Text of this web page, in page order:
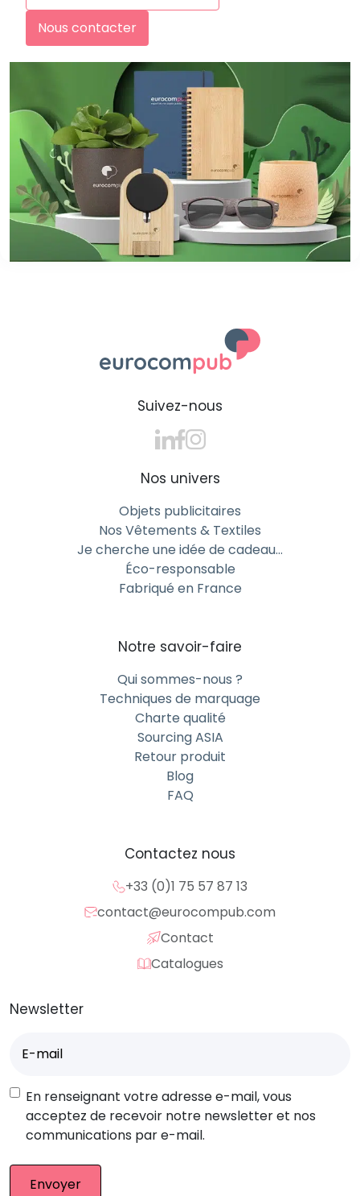
Nous contacter
Suivez-nous
Nos univers
Objets publicitaires
Nos Vêtements & Textiles
Je cherche une idée de cadeau…
Éco-responsable
Fabriqué en France
Notre savoir-faire
Qui sommes-nous ?
Techniques de marquage
Charte qualité
Sourcing ASIA
Retour produit
Blog
FAQ
Contactez nous
+33 (0)1 75 57 87 13
contact@eurocompub.com
Contact
Catalogues
Newsletter
mail(Nécessaire)
RGPD
En renseignant votre adresse e-mail, vous
acceptez de recevoir notre newsletter et nos
communications par e-mail.